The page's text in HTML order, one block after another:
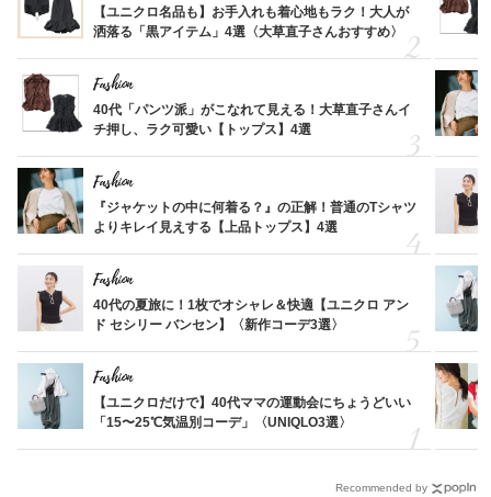
【ユニクロ名品も】お手入れも着心地もラク！大人が
洒落る「黒アイテム」4選〈大草直子さんおすすめ〉
Fashion
40代「パンツ派」がこなれて見える！大草直子さんイ
チ押し、ラク可愛い【トップス】4選
Fashion
『ジャケットの中に何着る？』の正解！普通のTシャツ
よりキレイ見えする【上品トップス】4選
Fashion
40代の夏旅に！1枚でオシャレ＆快適【ユニクロ アン
ド セシリー バンセン】〈新作コーデ3選〉
Fashion
【ユニクロだけで】40代ママの運動会にちょうどいい
「15〜25℃気温別コーデ」〈UNIQLO3選〉
Recommended by